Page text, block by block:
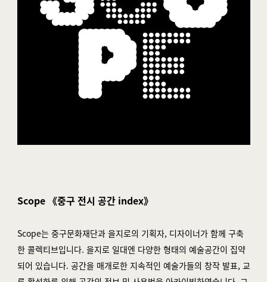
Scope 《중구 전시 공간 index》
Scope는 중구문화재단과 을지로의 기획자, 디자이너가 함께 구축
한 콜렉티브입니다. 을지로 일대엔 다양한 형태의 예술공간이 집약
되어 있습니다. 공간을 매개로한 지속적인 예술가들의 창작 발표, 교